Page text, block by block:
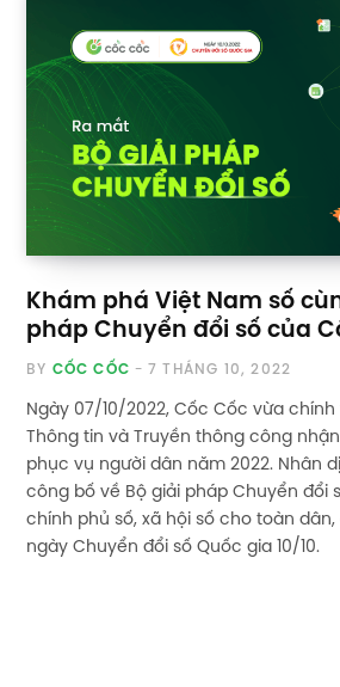
Khám phá Việt Nam số
pháp Chuyển đổi số của
BY CỐC CỐC 7 THÁNG 10, 2022
Ngày 07/10/2022, Cốc Cốc vừa
Thông tin và Truyền thông công
phục vụ người dân năm 2022. Nhân
công bố về Bộ giải pháp Chuyển đổi
chính phủ số, xã hội số cho toàn
ngày Chuyển đổi số Quốc gia 10/10.